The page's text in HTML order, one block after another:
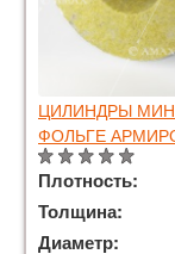
ЦИЛИНДРЫ
ФОЛЬГЕ
Плотность:
Толщина:
Диаметр: